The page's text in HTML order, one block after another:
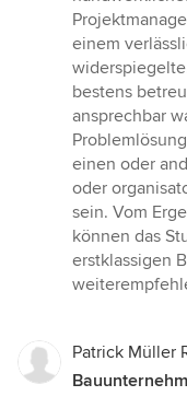
einem
bestens
ansprechbar
einen oder
oder
sein. Vom
können das
erstklassigen
Patrick Müller